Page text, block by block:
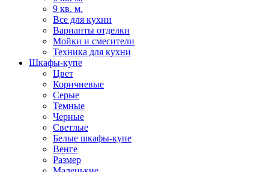
9 кв. м.
Все для кухни
Варианты отделки
Мойки и смесители
Техника для кухни
Шкафы-купе
Цвет
Коричневые
Серые
Темные
Черные
Светлые
Белые шкафы-купе
Венге
Размер